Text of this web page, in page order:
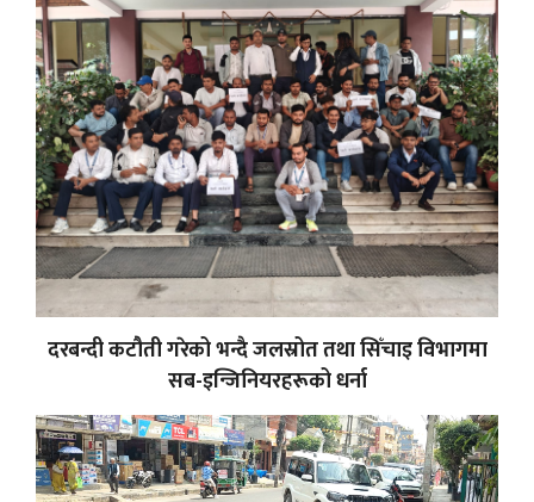
दरबन्दी कटौती गरेको भन्दै जलस्रोत तथा सिँचाइ विभागमा
सब-इन्जिनियरहरूको धर्ना